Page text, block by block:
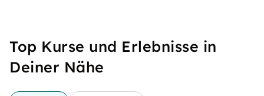
Top Kurse und Erlebnisse in
Deiner Nähe